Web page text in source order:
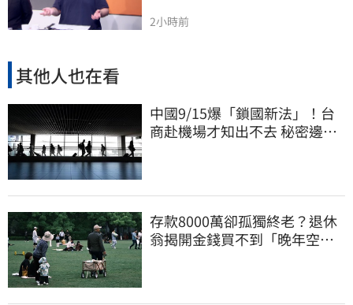
2小時前
其他人也在看
中國9/15爆「鎖國新法」！台
商赴機場才知出不去 秘密邊控
存款8000萬卻孤獨終老？退休
翁揭開金錢買不到「晚年空